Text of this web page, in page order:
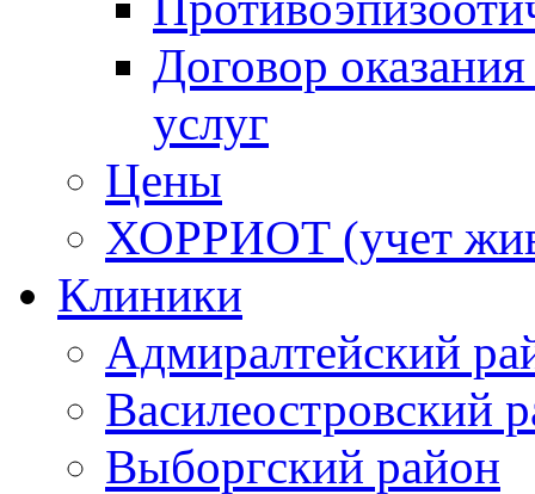
Договор
услуг
Цены
ХОРРИОТ (учет
Клиники
Адмиралтейский
Василеостровский
Выборгский район